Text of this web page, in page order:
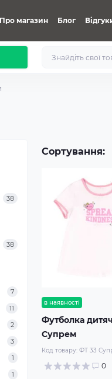
Про магазин Блог
38
38
7
11
2
3
1
1
Сортування:
в наявності
Футболка
Супрем
Код товару: ФТ 33
0